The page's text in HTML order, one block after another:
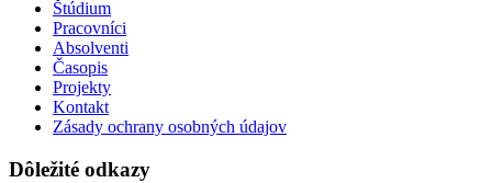
Štúdium
Pracovníci
Absolventi
Časopis
Projekty
Kontakt
Zásady ochrany osobných údajov
Dôležité odkazy